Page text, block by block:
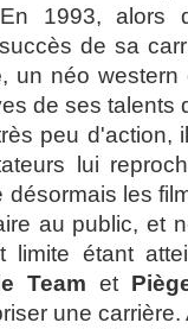
1993, alors
de sa
, un néo western
de ses talents
peu d'action,
lui
les
au public, et
limite étant
Team et
une